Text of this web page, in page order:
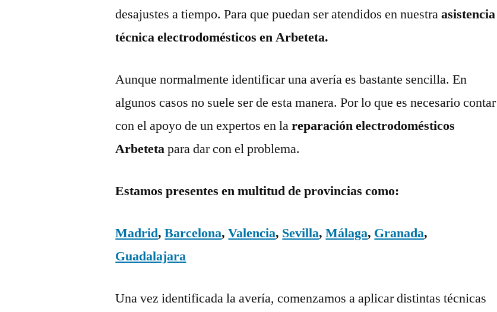
desajustes a tiempo. Para que puedan ser atendidos en nuestraasistencia
técnica electrodomésticos en Arbeteta.
Aunque normalmente identificar una avería es bastante sencilla. En
algunos casos no suele ser de esta manera. Por lo que es necesario contar
con el apoyo de un expertos en lareparación electrodomésticos
Arbetetapara dar con el problema.
Estamos presentes en multitud de provincias como:
Madrid,Barcelona,Valencia, Sevilla,Málaga, Granada,
Guadalajara
Una vez identificada la avería, comenzamos a aplicar distintas técnicas